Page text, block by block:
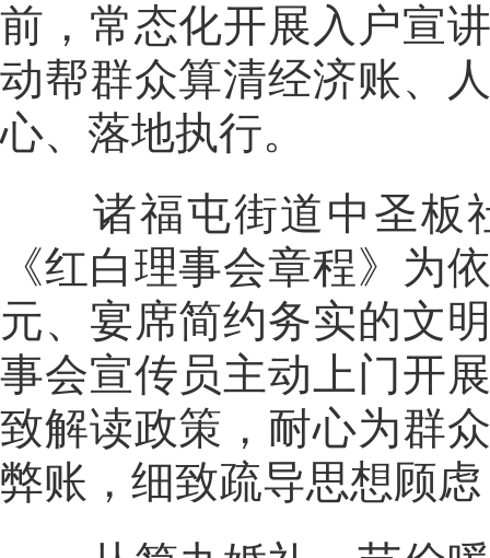
前，常态化开展入户宣
动帮群众算清经济账、
心、落地执行。
诸福屯街道中圣板
《红白理事会章程》为
元、宴席简约务实的文
事会宣传员主动上门开
致解读政策，耐心为群
弊账，细致疏导思想顾